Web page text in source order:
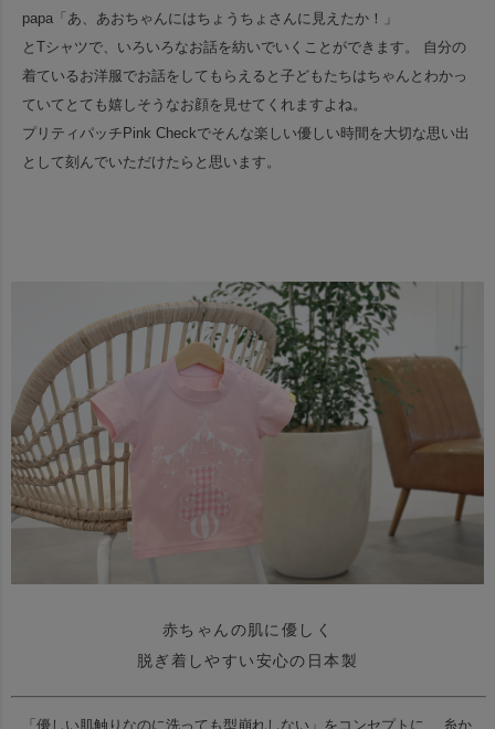
papa「あ、あおちゃんにはちょうちょさんに見えたか！」
とTシャツで、いろいろなお話を紡いでいくことができます。
自分の
着ているお洋服でお話をしてもらえると子どもたちはちゃんとわかっ
ていてとても嬉しそうなお顔を見せてくれますよね。
プリティパッチPink Checkでそんな楽しい優しい時間を大切な思い出
として刻んでいただけたらと思います。
赤ちゃんの肌に優しく
脱ぎ着しやすい安心の日本製
「優しい肌触りなのに洗っても型崩れしない」をコンセプトに、 糸か